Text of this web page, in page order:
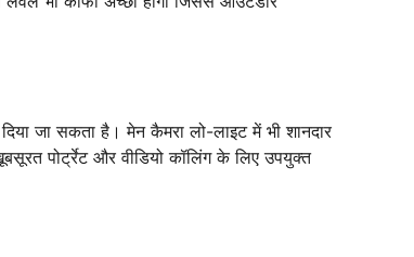
दिया जा सकता है। मेन कैमरा लो-लाइट में भी शानदार
पोर्ट्रेट और वीडियो कॉलिंग के लिए उपयुक्त